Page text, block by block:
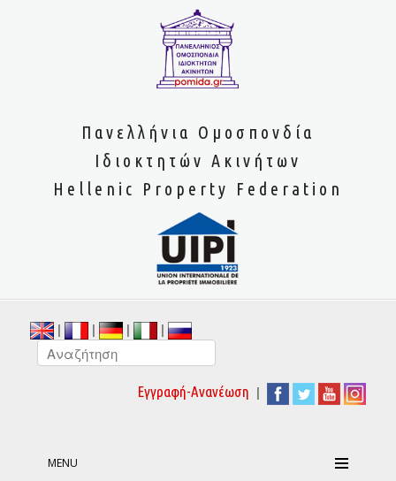
Πανελλήνια Ομοσπονδία
Ιδιοκτητών Ακινήτων
Hellenic Property Federation
| | | |
Εγγραφή-Ανανέωση |
MENU